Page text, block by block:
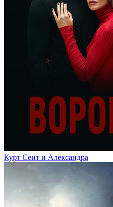
Курт Сеит и Александра